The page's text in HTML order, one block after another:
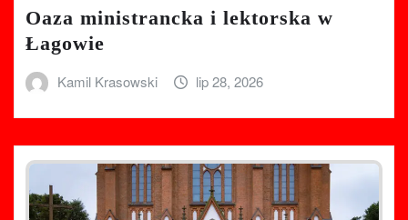
Oaza ministrancka i lektorska w
Łagowie
Kamil Krasowski lip 28, 2026